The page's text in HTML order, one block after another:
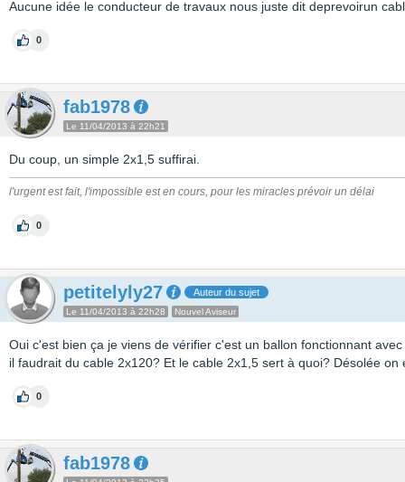
Aucune idée le conducteur de travaux nous juste dit deprevoirun
0
fab1978
Le 11/04/2013 à 22h21
Du coup, un simple 2x1,5 suffirai.
l'urgent est fait, l'impossible est en cours, pour les miracles prévoir un délai
0
petitelyly27 Auteur du sujet
Le 11/04/2013 à 22h28 Nouvel Aviseur
Oui c'est bien ça je viens de vérifier c'est un ballon fonctionnant
il faudrait du cable 2x120? Et le cable 2x1,5 sert à quoi? Désolée on
0
fab1978